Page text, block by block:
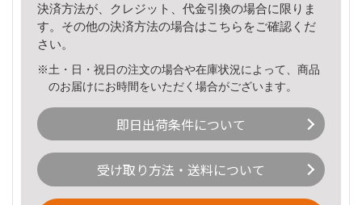
決済方法が、クレジット、代金引換の場合に限りま
す。その他の決済方法の場合はこちら をご確認くだ
さい。
※土・日・祝日の注文の場合や在庫状況によって、商品
のお届けにお時間をいただく場合がございます。
即日出荷条件について
受け取り方法・送料について